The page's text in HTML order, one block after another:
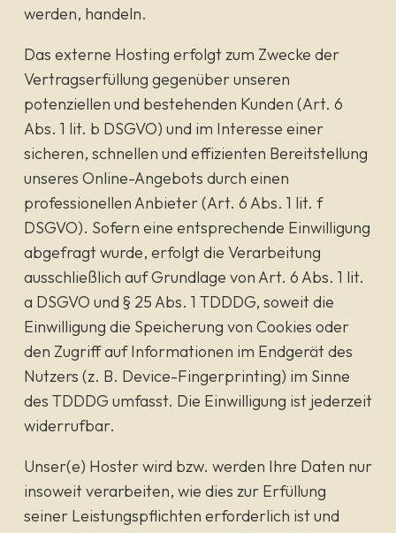
werden, handeln.
Das externe Hosting erfolgt zum Zwecke der
Vertragserfüllung gegenüber unseren
potenziellen und bestehenden Kunden (Art. 6
Abs. 1 lit. b DSGVO) und im Interesse einer
sicheren, schnellen und effizienten Bereitstellung
unseres Online-Angebots durch einen
professionellen Anbieter (Art. 6 Abs. 1 lit. f
DSGVO). Sofern eine entsprechende Einwilligung
abgefragt wurde, erfolgt die Verarbeitung
ausschließlich auf Grundlage von Art. 6 Abs. 1 lit.
a DSGVO und § 25 Abs. 1 TDDDG, soweit die
Einwilligung die Speicherung von Cookies oder
den Zugriff auf Informationen im Endgerät des
Nutzers (z. B. Device-Fingerprinting) im Sinne
des TDDDG umfasst. Die Einwilligung ist jederzeit
widerrufbar.
Unser(e) Hoster wird bzw. werden Ihre Daten nur
insoweit verarbeiten, wie dies zur Erfüllung
seiner Leistungspflichten erforderlich ist und